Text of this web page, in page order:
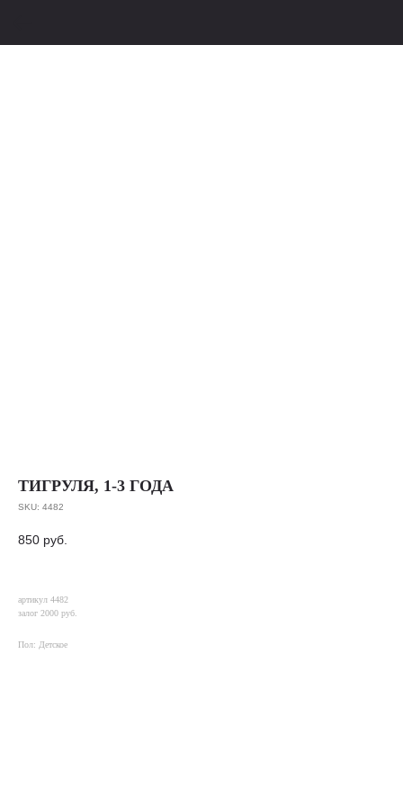
ТИГРУЛЯ, 1-3 ГОДА
SKU: 4482
850 руб.
артикул 4482
залог 2000 руб.
Пол: Детское